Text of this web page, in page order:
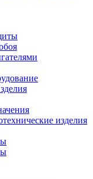
изделия